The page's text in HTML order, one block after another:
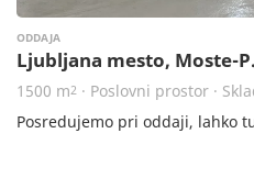
ODDAJA
Ljubljana mesto, Moste-
1500 m2 · Poslovni prostor ·
Posredujemo pri oddaji, lahko